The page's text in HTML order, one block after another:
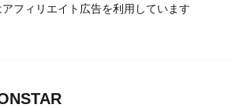
フィリエイト広告を利用しています